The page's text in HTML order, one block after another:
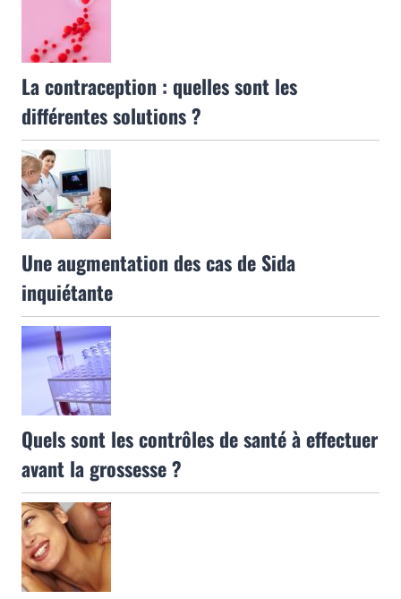
La contraception : quelles sont les
différentes solutions ?
Une augmentation des cas de Sida
inquiétante
Quels sont les contrôles de santé à effectuer
avant la grossesse ?